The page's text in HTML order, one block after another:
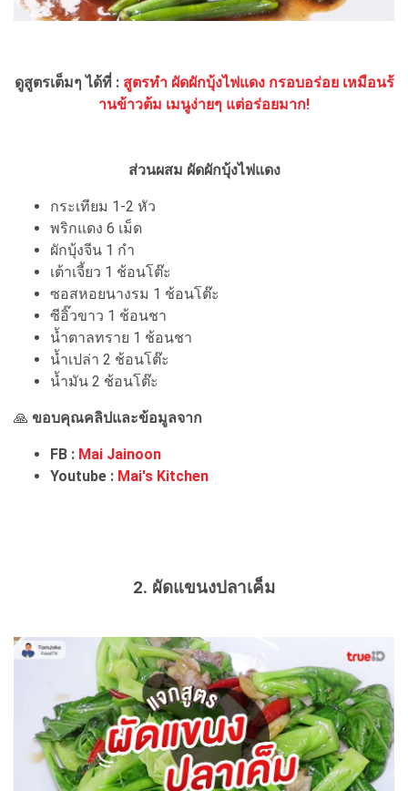
ดูสูตรเต็มๆ ได้ที่ : สูตรทำ ผัดผักบุ้งไฟแดง กรอบอร่อย เหมือนร้
านข้าวต้ม เมนูง่ายๆ แต่อร่อยมาก!
ส่วนผสม ผัดผักบุ้งไฟแดง
กระเทียม 1-2 หัว
พริกแดง 6 เม็ด
ผักบุ้งจีน 1 กำ
เต้าเจี้ยว 1 ช้อนโต๊ะ
ซอสหอยนางรม 1 ช้อนโต๊ะ
ซีอิ๊วขาว 1 ช้อนชา
น้ำตาลทราย 1 ช้อนชา
น้ำเปล่า 2 ช้อนโต๊ะ
น้ำมัน 2 ช้อนโต๊ะ
🙏 ขอบคุณคลิปและข้อมูลจาก
FB : Mai Jainoon
Youtube : Mai's Kitchen
2. ผัดแขนงปลาเค็ม